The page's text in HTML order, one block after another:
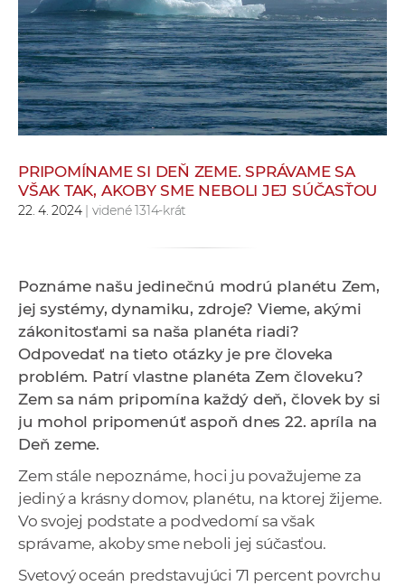
v
p
r
a
c
v
n
a
c
p
r
a
v
n
o
PRIPOMÍNAME SI DEŇ ZEME. SPRÁVAME SA
VŠAK TAK, AKOBY SME NEBOLI JEJ SÚČASŤOU
22. 4. 2024| videné 1314-krát
Poznáme našu jedinečnú modrú planétu Zem,
jej systémy, dynamiku, zdroje? Vieme, akými
zákonitosťami sa naša planéta riadi?
Odpovedať na tieto otázky je pre človeka
problém. Patrí vlastne planéta Zem človeku?
Zem sa nám pripomína každý deň, človek by si
ju mohol pripomenúť aspoň dnes 22. apríla na
Deň zeme.
Zem stále nepoznáme, hoci ju považujeme za
jediný a krásny domov, planétu, na ktorej žijeme.
Vo svojej podstate a podvedomí sa však
správame, akoby sme neboli jej súčasťou.
Svetový oceán predstavujúci 71 percent povrchu